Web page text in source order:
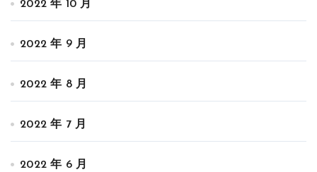
2022 年 10 月
2022 年 9 月
2022 年 8 月
2022 年 7 月
2022 年 6 月